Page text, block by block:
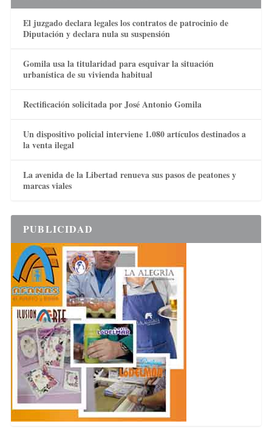
El juzgado declara legales los contratos de patrocinio de
Diputación y declara nula su suspensión
Gomila usa la titularidad para esquivar la situación
urbanística de su vivienda habitual
Rectificación solicitada por José Antonio Gomila
Un dispositivo policial interviene 1.080 artículos destinados a
la venta ilegal
La avenida de la Libertad renueva sus pasos de peatones y
marcas viales
PUBLICIDAD